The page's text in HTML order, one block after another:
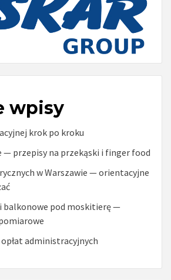
wpisy
krok po kroku
— przepisy na przekąski i finger food
w Warszawie — orientacyjne
balkonowe pod moskitierę —
administracyjnych